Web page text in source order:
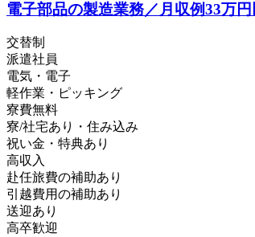
電子部品の製造業務／月収例33万
交替制
派遣社員
電気・電子
軽作業・ピッキング
寮費無料
寮/社宅あり・住み込み
祝い金・特典あり
高収入
赴任旅費の補助あり
引越費用の補助あり
送迎あり
高卒歓迎